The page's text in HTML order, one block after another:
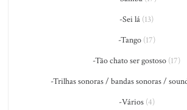
-Sei lá (13)
-Tango(17)
-Tão chato ser gostoso (17)
-Trilhas sonoras / bandas sonoras /
-Vários(4)